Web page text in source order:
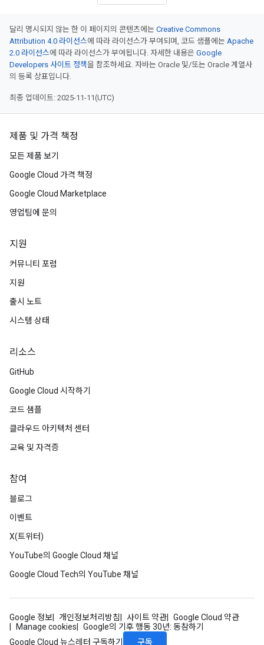
달리 명시되지 않는 한 이 페이지의 콘텐츠에는 Creative Commons
Attribution 4.0 라이선스에 따라 라이선스가 부여되며, 코드 샘플에는 Apache
2.0 라이선스에 따라 라이선스가 부여됩니다. 자세한 내용은 Google
Developers 사이트 정책을 참조하세요. 자바는 Oracle 및/또는 Oracle 계열사
의 등록 상표입니다.
최종 업데이트: 2025-11-11(UTC)
제품 및 가격 책정
모든 제품 보기
Google Cloud 가격 책정
Google Cloud Marketplace
영업팀에 문의
지원
커뮤니티 포럼
지원
출시 노트
시스템 상태
리소스
GitHub
Google Cloud 시작하기
코드 샘플
클라우드 아키텍처 센터
교육 및 자격증
참여
블로그
이벤트
X(트위터)
YouTube의 Google Cloud 채널
Google Cloud Tech의 YouTube 채널
Google 정보 개인정보처리방침 사이트 약관
Google Cloud 약관
Manage cookies
Google의 기후 행동 30년: 동참하기
Google Cloud 뉴스레터 구독하기
구독